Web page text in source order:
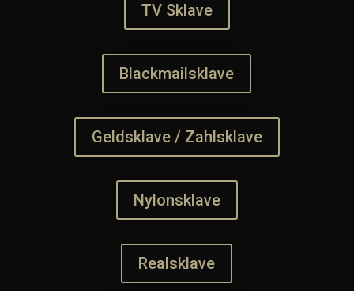
TV Sklave
Blackmailsklave
Geldsklave / Zahlsklave
Nylonsklave
Realsklave